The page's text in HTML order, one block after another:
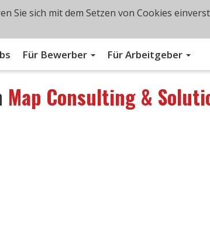
Für Bewerber Für Arbeitgeber
Map Consulting &
Sie sich mit dem Setzen von Cookies